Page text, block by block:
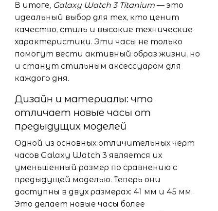
В итоге, Galaxy Watch 3 Titanium — это
идеальный выбор для тех, кто ценит
качество, стиль и высокие технические
характеристики. Эти часы не только
помогут вести активный образ жизни, но
и станут стильным аксессуаром для
каждого дня.
Дизайн и материалы: что
отличает новые часы от
предыдущих моделей
Одной из основных отличительных черт
часов Galaxy Watch 3 является их
уменьшенный размер по сравнению с
предыдущей моделью. Теперь они
доступны в двух размерах: 41 мм и 45 мм.
Это делает новые часы более